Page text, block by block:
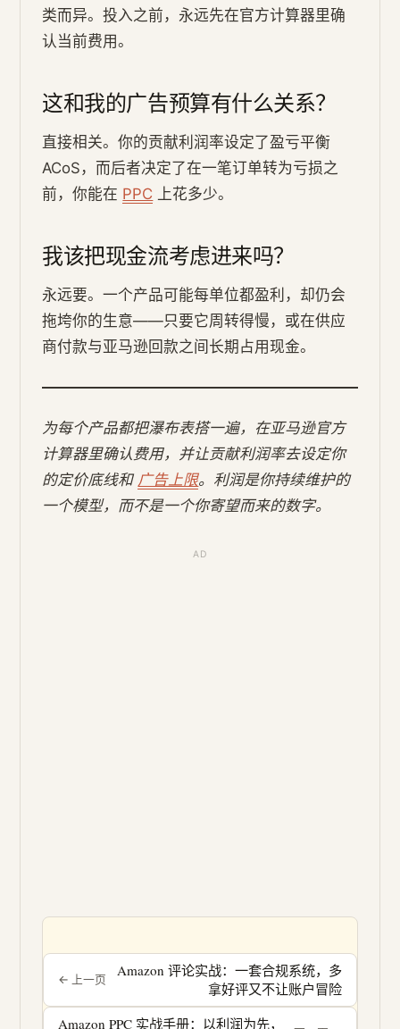
类而异。投入之前，永远先在官方计算器里确
认当前费用。
这和我的广告预算有什么关系？
直接相关。你的贡献利润率设定了盈亏平衡
ACoS，而后者决定了在一笔订单转为亏损之
前，你能在 PPC 上花多少。
我该把现金流考虑进来吗？
永远要。一个产品可能每单位都盈利，却仍会
拖垮你的生意——只要它周转得慢，或在供应
商付款与亚马逊回款之间长期占用现金。
为每个产品都把瀑布表搭一遍，在亚马逊官方
计算器里确认费用，并让贡献利润率去设定你
的定价底线和 广告上限。利润是你持续维护的
一个模型，而不是一个你寄望而来的数字。
Amazon 评论实战：一套合规系统，多
拿好评又不让账户冒险
Amazon PPC 实战手册：以利润为先，